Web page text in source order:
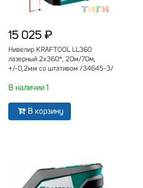
15 025 ₽
Нивелир KRAFTOOL LL360
лазерный 2х360*, 20м/70м,
+/-0,2мм со штативом /34645-3/
В наличии 1
В корзину